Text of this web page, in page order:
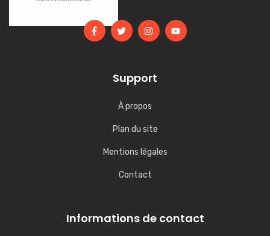
Support
À propos
Plan du site
Mentions légales
Contact
Informations de contact